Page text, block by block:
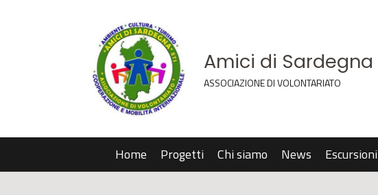
Amici di Sardegna
ASSOCIAZIONE DI VOLONTARIATO
Home Progetti Chi siamo News Escursioni